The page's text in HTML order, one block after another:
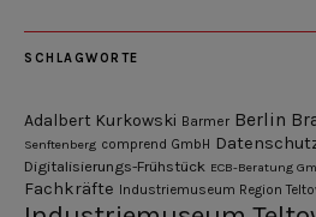
SCHLAGWORTE
Adalbert Kurkowski Barmer Berlin
Senftenberg comprend GmbH
Digitalisierungs-Frühstück ECB-Beratung
Fachkräfte Industriemuseum Region